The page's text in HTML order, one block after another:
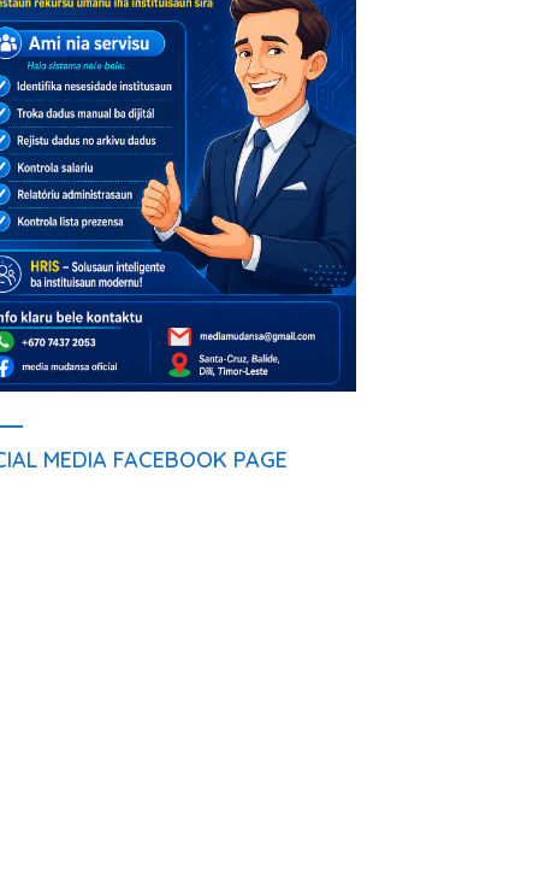
MEDIA FACEBOOK PAGE